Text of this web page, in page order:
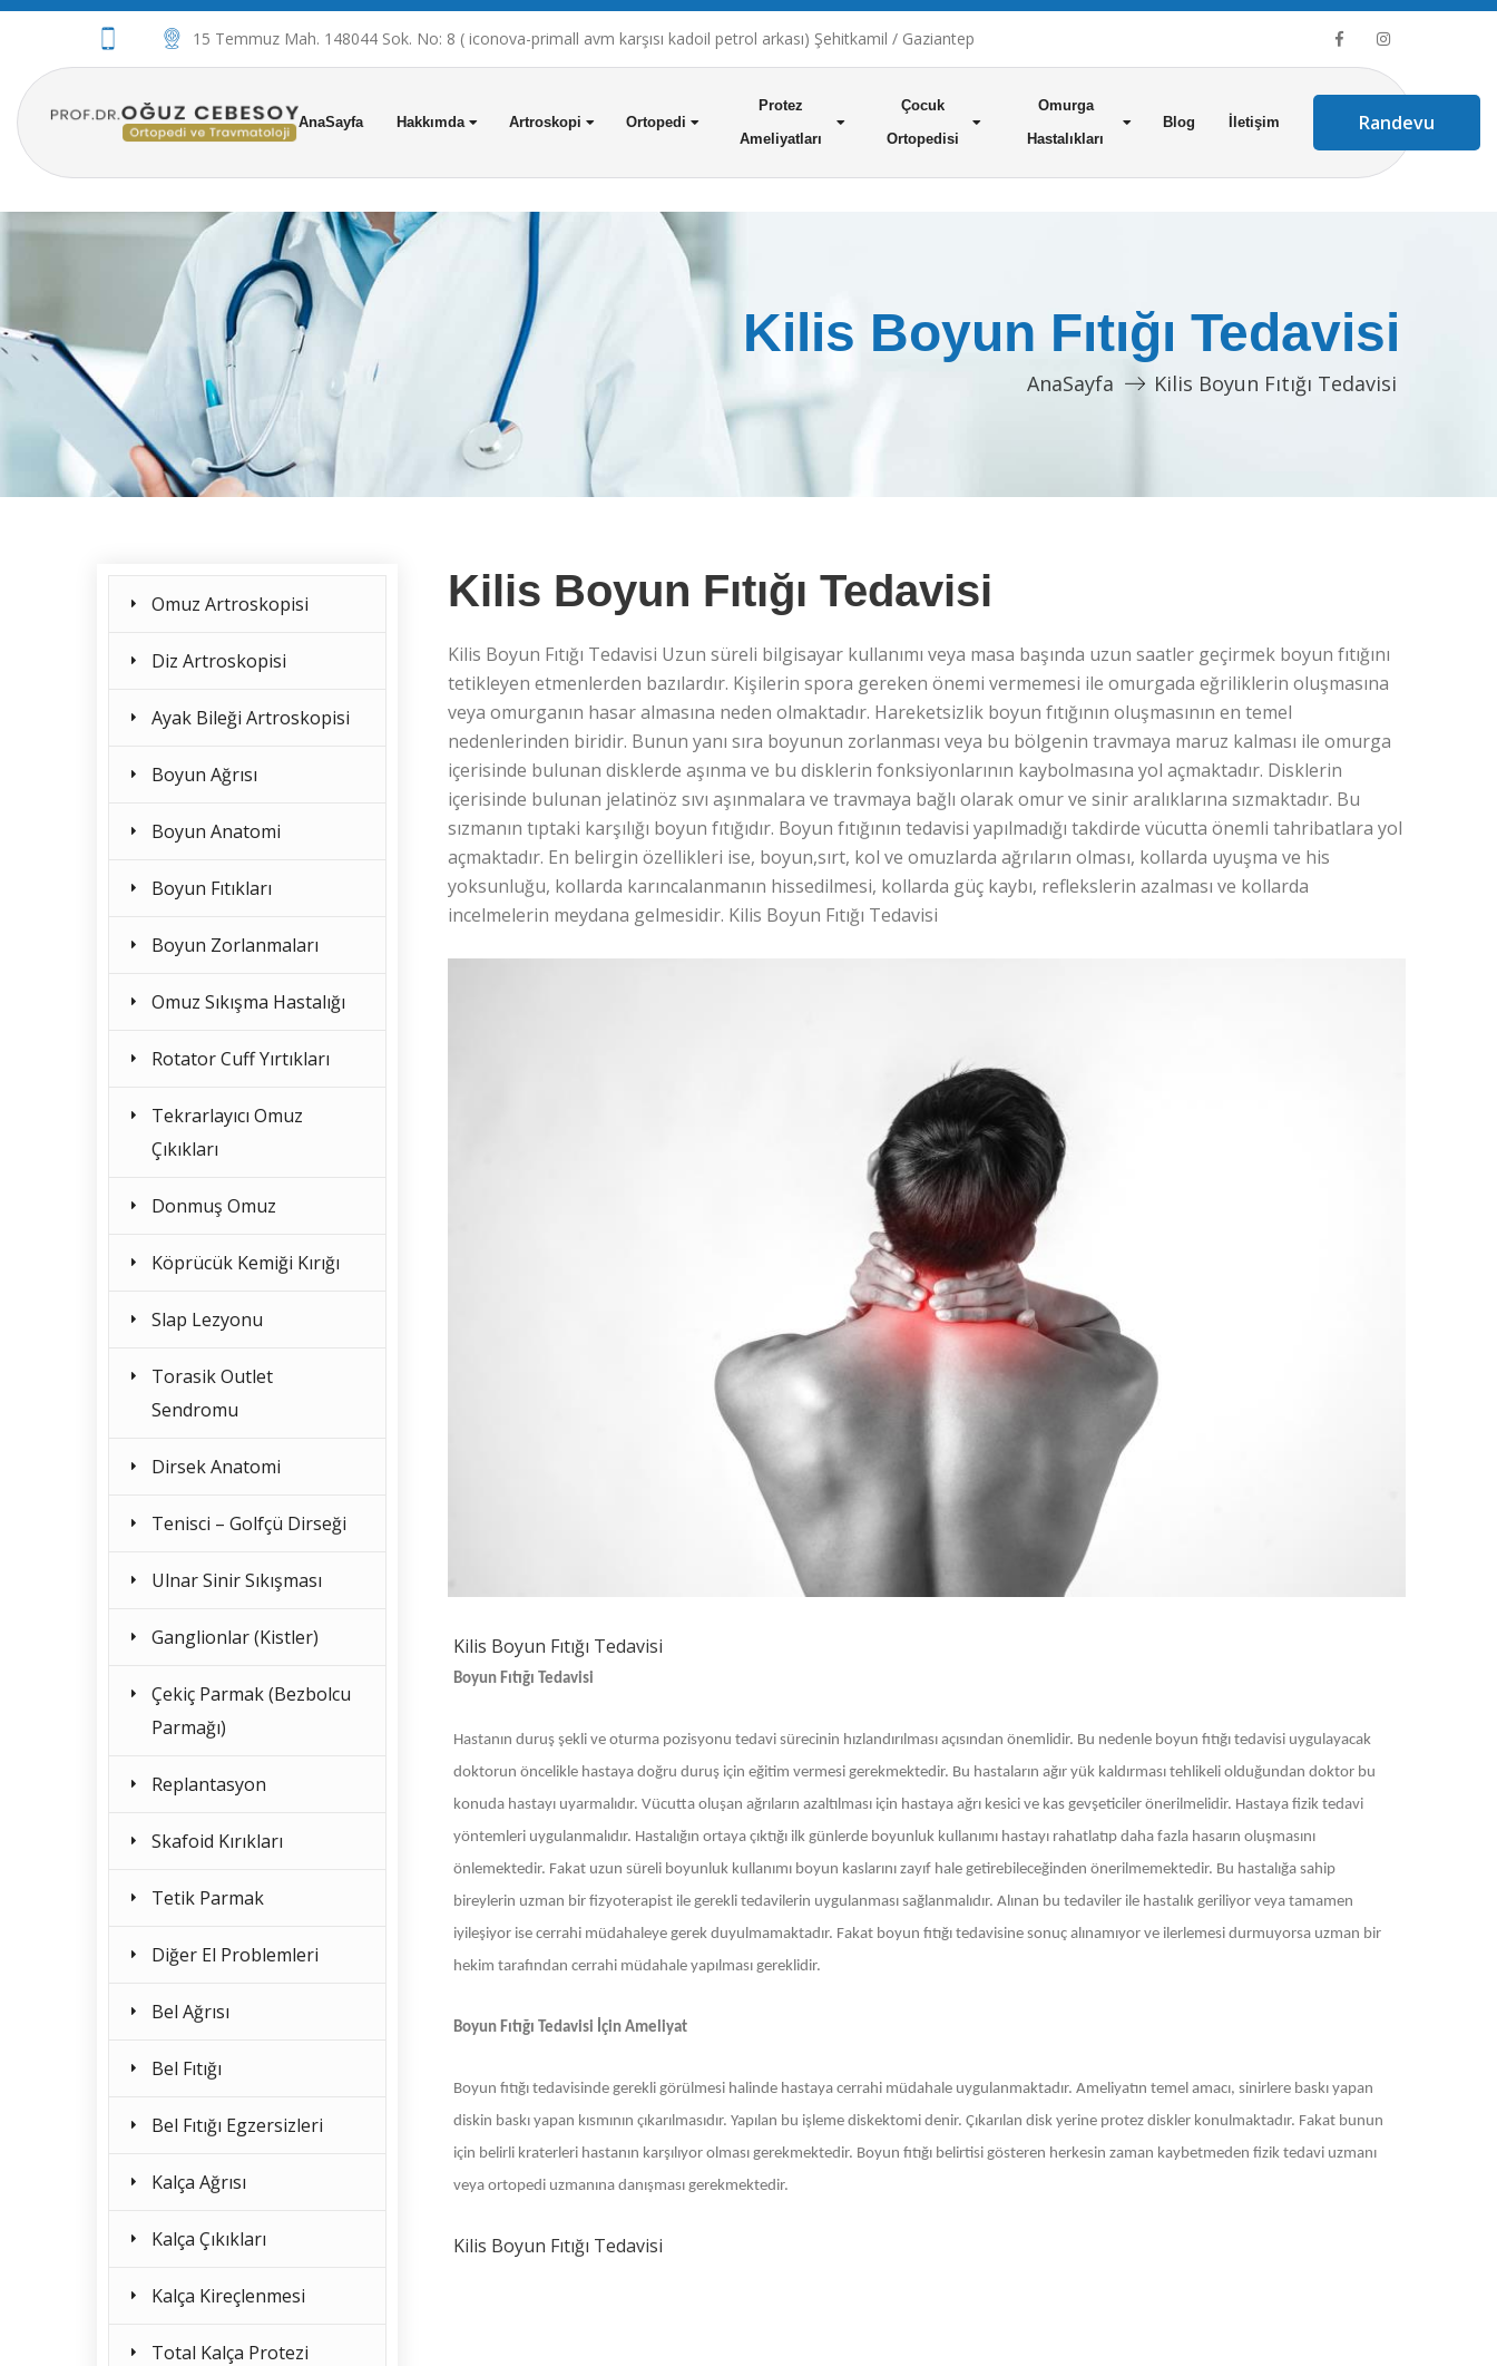
15 Temmuz Mah. 148044 Sok. No: 8 ( iconova-primall avm karşısı kadoil petrol arkası) Şehitkamil / Gaziantep
AnaSayfa Hakkımda Artroskopi Ortopedi
Protez
Ameliyatları
Çocuk
Ortopedisi
Omurga
Hastalıkları
Blog İletişim Randevu
Kilis Boyun Fıtığı Tedavisi
AnaSayfa Kilis Boyun Fıtığı Tedavisi
Kilis Boyun Fıtığı Tedavisi
Kilis Boyun Fıtığı Tedavisi Uzun süreli bilgisayar kullanımı veya masa başında uzun saatler geçirmek boyun fıtığını
tetikleyen etmenlerden bazılardır. Kişilerin spora gereken önemi vermemesi ile omurgada eğriliklerin oluşmasına
veya omurganın hasar almasına neden olmaktadır. Hareketsizlik boyun fıtığının oluşmasının en temel
nedenlerinden biridir. Bunun yanı sıra boyunun zorlanması veya bu bölgenin travmaya maruz kalması ile omurga
içerisinde bulunan disklerde aşınma ve bu disklerin fonksiyonlarının kaybolmasına yol açmaktadır. Disklerin
içerisinde bulunan jelatinöz sıvı aşınmalara ve travmaya bağlı olarak omur ve sinir aralıklarına sızmaktadır. Bu
sızmanın tıptaki karşılığı boyun fıtığıdır. Boyun fıtığının tedavisi yapılmadığı takdirde vücutta önemli tahribatlara yol
açmaktadır. En belirgin özellikleri ise, boyun,sırt, kol ve omuzlarda ağrıların olması, kollarda uyuşma ve his
yoksunluğu, kollarda karıncalanmanın hissedilmesi, kollarda güç kaybı, reflekslerin azalması ve kollarda
incelmelerin meydana gelmesidir. Kilis Boyun Fıtığı Tedavisi
Kilis Boyun Fıtığı Tedavisi
Boyun Fıtığı Tedavisi
Hastanın duruş şekli ve oturma pozisyonu tedavi sürecinin hızlandırılması açısından önemlidir. Bu nedenle boyun fıtığı tedavisi uygulayacak
doktorun öncelikle hastaya doğru duruş için eğitim vermesi gerekmektedir. Bu hastaların ağır yük kaldırması tehlikeli olduğundan doktor bu
konuda hastayı uyarmalıdır. Vücutta oluşan ağrıların azaltılması için hastaya ağrı kesici ve kas gevşeticiler önerilmelidir. Hastaya fizik tedavi
yöntemleri uygulanmalıdır. Hastalığın ortaya çıktığı ilk günlerde boyunluk kullanımı hastayı rahatlatıp daha fazla hasarın oluşmasını
önlemektedir. Fakat uzun süreli boyunluk kullanımı boyun kaslarını zayıf hale getirebileceğinden önerilmemektedir. Bu hastalığa sahip
bireylerin uzman bir fizyoterapist ile gerekli tedavilerin uygulanması sağlanmalıdır. Alınan bu tedaviler ile hastalık geriliyor veya tamamen
iyileşiyor ise cerrahi müdahaleye gerek duyulmamaktadır. Fakat boyun fıtığı tedavisine sonuç alınamıyor ve ilerlemesi durmuyorsa uzman bir
hekim tarafından cerrahi müdahale yapılması gereklidir.
Boyun Fıtığı Tedavisi İçin Ameliyat
Boyun fıtığı tedavisinde gerekli görülmesi halinde hastaya cerrahi müdahale uygulanmaktadır. Ameliyatın temel amacı, sinirlere baskı yapan
diskin baskı yapan kısmının çıkarılmasıdır. Yapılan bu işleme diskektomi denir. Çıkarılan disk yerine protez diskler konulmaktadır. Fakat bunun
için belirli kraterleri hastanın karşılıyor olması gerekmektedir. Boyun fıtığı belirtisi gösteren herkesin zaman kaybetmeden fizik tedavi uzmanı
veya ortopedi uzmanına danışması gerekmektedir.
Kilis Boyun Fıtığı Tedavisi
Omuz Artroskopisi
Diz Artroskopisi
Ayak Bileği Artroskopisi
Boyun Ağrısı
Boyun Anatomi
Boyun Fıtıkları
Boyun Zorlanmaları
Omuz Sıkışma Hastalığı
Rotator Cuff Yırtıkları
Tekrarlayıcı Omuz
Çıkıkları
Donmuş Omuz
Köprücük Kemiği Kırığı
Slap Lezyonu
Torasik Outlet
Sendromu
Dirsek Anatomi
Tenisci – Golfçü Dirseği
Ulnar Sinir Sıkışması
Ganglionlar (Kistler)
Çekiç Parmak (Bezbolcu
Parmağı)
Replantasyon
Skafoid Kırıkları
Tetik Parmak
Diğer El Problemleri
Bel Ağrısı
Bel Fıtığı
Bel Fıtığı Egzersizleri
Kalça Ağrısı
Kalça Çıkıkları
Kalça Kireçlenmesi
Total Kalça Protezi